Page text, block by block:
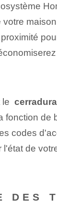
codes
l'état de